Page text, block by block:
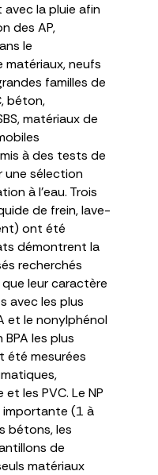
la pluie afin
des AP,
le
matériaux, neufs
familles de
béton,
matériaux de
à des tests de
une sélection
à l’eau. Trois
de frein, lave-
ont été
démontrent la
recherchés
leur caractère
avec les plus
et le nonylphénol
BPA les plus
été mesurées
les PVC. Le NP
importante (1 à
bétons, les
de
matériaux